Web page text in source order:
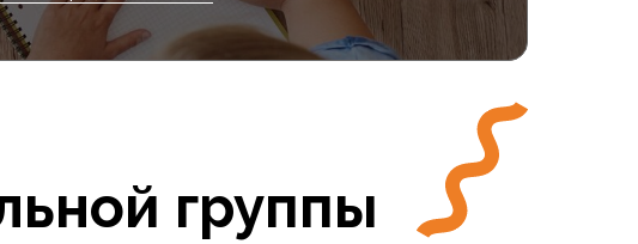
группы